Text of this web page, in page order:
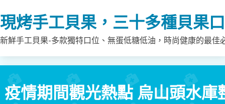
to
content
現烤手工貝果，三十多種貝果
新鮮手工貝果-多款獨特口位、無蛋低糖低油，時尚健康的最
疫情期間觀光熱點 烏山頭水庫